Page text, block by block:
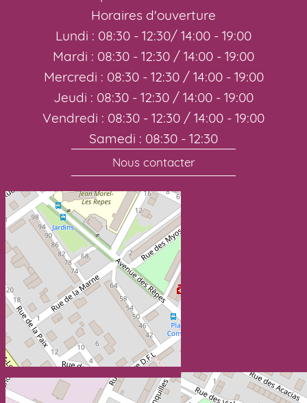
Horaires d'ouverture
Lundi : 08:30 - 12:30/ 14:00 - 19:00
Mardi : 08:30 - 12:30 / 14:00 - 19:00
Mercredi : 08:30 - 12:30 / 14:00 - 19:00
Jeudi : 08:30 - 12:30 / 14:00 - 19:00
Vendredi : 08:30 - 12:30 / 14:00 - 19:00
Samedi : 08:30 - 12:30
Nous contacter